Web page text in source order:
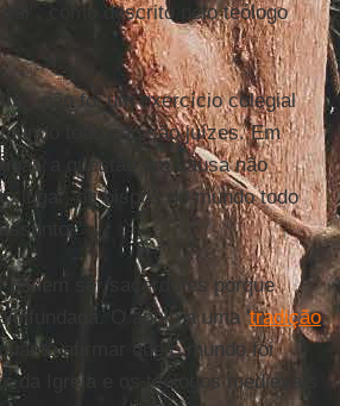
como descrito pelo teólogo
", não foi um exercício colegial
todo não são juízes. Em
a questão em causa não
lugar, os bispos do mundo todo
ser sacerdotes porque
infundada. O apelo a uma 'tradição
afirmar que o mundo foi
Igreja e os teólogos medievais